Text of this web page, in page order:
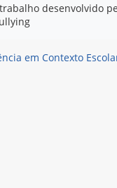
desenvolvido
em Contexto